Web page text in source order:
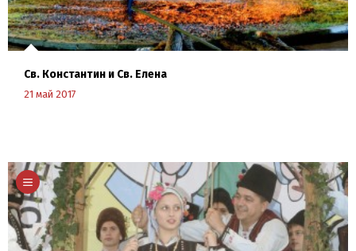
Св. Константин и Св. Елена
21 май 2017
Научи повече